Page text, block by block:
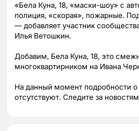
«Бела Куна, 18, «маски-шоу» с
полиция, «скорая», пожарные.
— добавляет участник
Илья Ветошкин.
Добавим, Бела Куна, 18, это
многоквартирником на Ивана
На данный момент подробности
отсутствуют. Следите за